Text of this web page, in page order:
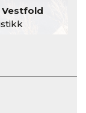
Vestfold